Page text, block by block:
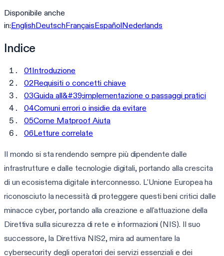
Disponibile anche
in:EnglishDeutschFrançaisEspañolNederlands
Indice
01Introduzione
02Requisiti o concetti chiave
03Guida all&#39;implementazione o passaggi pratici
04Comuni errori o insidie da evitare
05Come Matproof Aiuta
06Letture correlate
Il mondo si sta rendendo sempre più dipendente dalle
infrastrutture e dalle tecnologie digitali, portando alla crescita
di un ecosistema digitale interconnesso. L'Unione Europea ha
riconosciuto la necessità di proteggere questi beni critici dalle
minacce cyber, portando alla creazione e all'attuazione della
Direttiva sulla sicurezza di rete e informazioni (NIS). Il suo
successore, la Direttiva NIS2, mira ad aumentare la
cybersecurity degli operatori dei servizi essenziali e dei